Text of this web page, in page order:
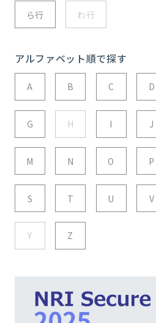
ら行 わ行
アルファベット順で探す
A B C D
G H I J
M N O P
S T U V
Y Z